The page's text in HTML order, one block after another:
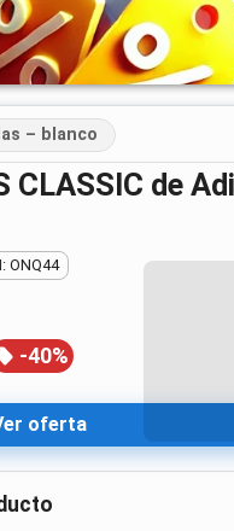
– blanco
CLASSIC de
ONQ44
-40%
oferta